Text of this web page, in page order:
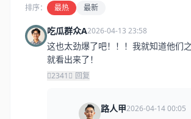
排序： 最热 最新
吃瓜群众A2026-04-13 23:58
这也太劲爆了吧！！！我就知道他们
就看出来了！
2341 回复
路人甲2026-04-14 00:05